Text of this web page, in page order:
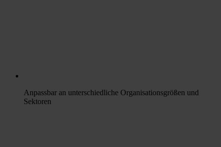
Anpassbar an unterschiedliche Organisationsgrößen und
Sektoren